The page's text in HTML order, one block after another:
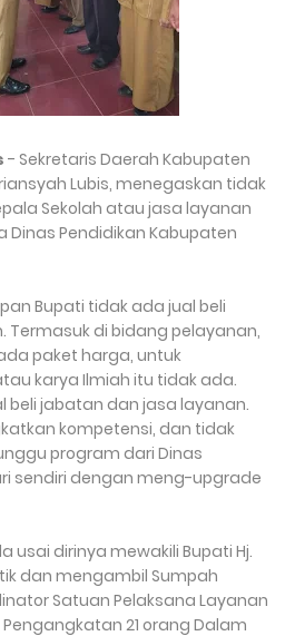
- Sekretaris Daerah Kabupaten
Lubis, menegaskan tidak
Sekolah atau jasa layanan
Pendidikan Kabupaten
Bupati tidak ada jual beli
Termasuk di bidang pelayanan,
paket harga, untuk
karya Ilmiah itu tidak ada.
beli jabatan dan jasa layanan.
kompetensi, dan tidak
program dari Dinas
sendiri dengan meng-upgrade
usai dirinya mewakili Bupati Hj.
dan mengambil Sumpah
Satuan Pelaksana Layanan
Pengangkatan 21 orang Dalam